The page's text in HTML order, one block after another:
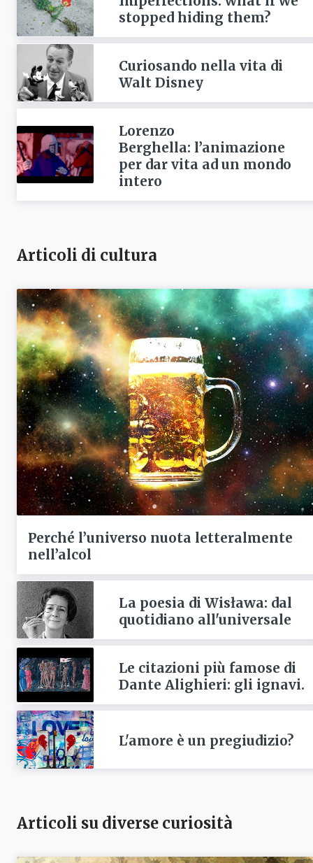
stopped hiding them?
Curiosando nella vita di
Walt Disney
Lorenzo
Berghella: l’animazione
per dar vita ad un mondo
intero
Articoli di cultura
Perché l’universo nuota letteralmente
nell’alcol
La poesia di Wisława: dal
quotidiano all'universale
Le citazioni più famose di
Dante Alighieri: gli ignavi.
L'amore è un pregiudizio?
Articoli su diverse curiosità